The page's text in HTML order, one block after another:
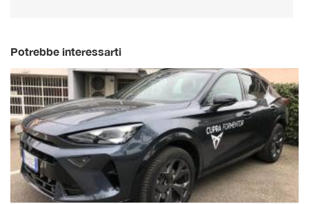
Potrebbe interessarti